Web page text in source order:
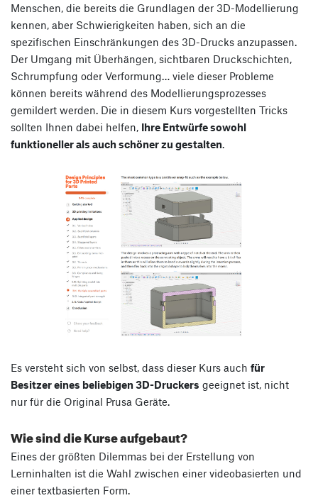
Menschen, die bereits die Grundlagen der 3D-Modellierung
kennen, aber Schwierigkeiten haben, sich an die
spezifischen Einschränkungen des 3D-Drucks anzupassen.
Der Umgang mit Überhängen, sichtbaren Druckschichten,
Schrumpfung oder Verformung… viele dieser Probleme
können bereits während des Modellierungsprozesses
gemildert werden. Die in diesem Kurs vorgestellten Tricks
sollten Ihnen dabei helfen, Ihre Entwürfe sowohl
funktioneller als auch schöner zu gestalten.
Es versteht sich von selbst, dass dieser Kurs auch für
Besitzer eines beliebigen 3D-Druckers geeignet ist, nicht
nur für die Original Prusa Geräte.
Wie sind die Kurse aufgebaut?
Eines der größten Dilemmas bei der Erstellung von
Lerninhalten ist die Wahl zwischen einer videobasierten und
einer textbasierten Form.